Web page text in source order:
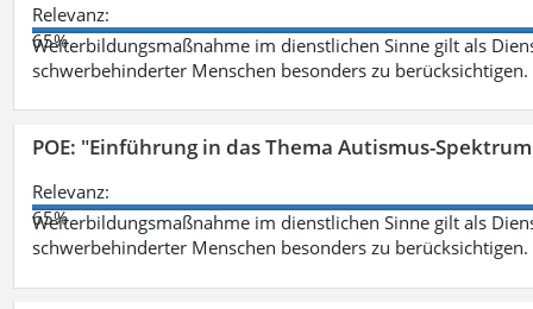
Relevanz:
65%
Weiterbildungsmaßnahme im dienstlichen Sinne gilt als
schwerbehinderter Menschen besonders zu berücksichtigen.
POE: "Einführung in das Thema Autismus-
Relevanz:
65%
Weiterbildungsmaßnahme im dienstlichen Sinne gilt als
schwerbehinderter Menschen besonders zu berücksichtigen.